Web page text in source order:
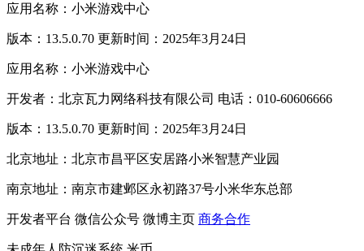
应用名称：小米游戏中心
版本：13.5.0.70 更新时间：2025年3月24日
应用名称：小米游戏中心
开发者：北京瓦力网络科技有限公司 电话：010-60606666
版本：13.5.0.70 更新时间：2025年3月24日
北京地址：北京市昌平区安居路小米智慧产业园
南京地址：南京市建邺区永初路37号小米华东总部
开发者平台 微信公众号 微博主页 商务合作